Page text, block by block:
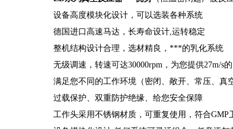
设备高度模块化设计，可以选装各种系统
德国进口高速马达，长寿命设计,运转稳定
整机结构设计合理，选材精良，***的乳化系统
无级调速，转速可达30000rpm，为您提供27m/s
满足您不同的工作环境（密闭、敞开、常压、真空
过载保护、双重防护绝缘、给您安全保障
工作头采用不锈钢材质，可重复使用，符合GMP